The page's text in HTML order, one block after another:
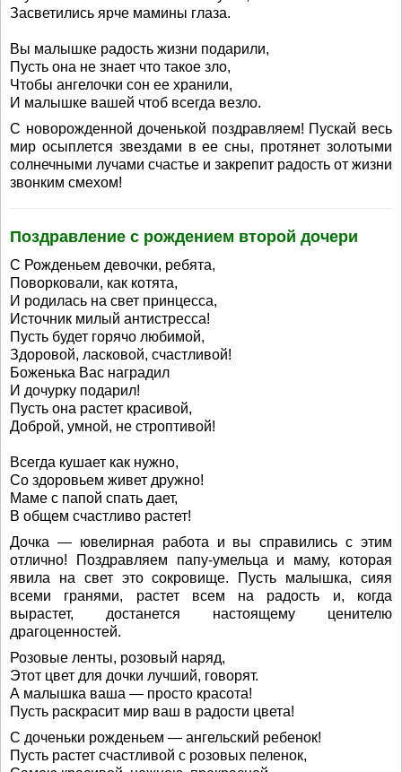
Засветились ярче мамины глаза.
Вы малышке радость жизни подарили,
Пусть она не знает что такое зло,
Чтобы ангелочки сон ее хранили,
И малышке вашей чтоб всегда везло.
С новорожденной доченькой поздравляем! Пускай весь
мир осыплется звездами в ее сны, протянет золотыми
солнечными лучами счастье и закрепит радость от жизни
звонким смехом!
Поздравление с рождением второй дочери
С Рожденьем девочки, ребята,
Поворковали, как котята,
И родилась на свет принцесса,
Источник милый антистресса!
Пусть будет горячо любимой,
Здоровой, ласковой, счастливой!
Боженька Вас наградил
И дочурку подарил!
Пусть она растет красивой,
Доброй, умной, не строптивой!
Всегда кушает как нужно,
Со здоровьем живет дружно!
Маме с папой спать дает,
В общем счастливо растет!
Дочка — ювелирная работа и вы справились с этим
отлично! Поздравляем папу-умельца и маму, которая
явила на свет это сокровище. Пусть малышка, сияя
всеми гранями, растет всем на радость и, когда
вырастет, достанется настоящему ценителю
драгоценностей.
Розовые ленты, розовый наряд,
Этот цвет для дочки лучший, говорят.
А малышка ваша — просто красота!
Пусть раскрасит мир ваш в радости цвета!
С доченьки рожденьем — ангельский ребенок!
Пусть растет счастливой с розовых пеленок,